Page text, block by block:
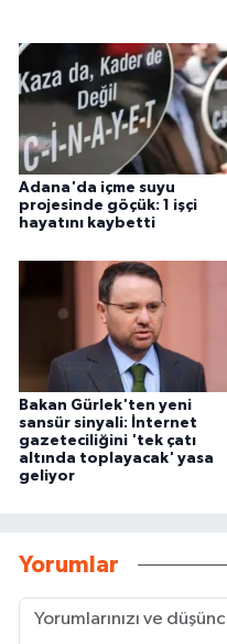
Adana'da içme suyu
projesinde göçük: 1 işçi
hayatını kaybetti
Bakan Gürlek'ten yeni
sansür sinyali: İnternet
gazeteciliğini 'tek çatı
altında toplayacak' yasa
geliyor
Yorumlar